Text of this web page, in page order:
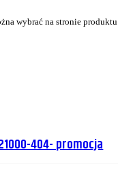
wybrać na stronie produktu
404- promocja